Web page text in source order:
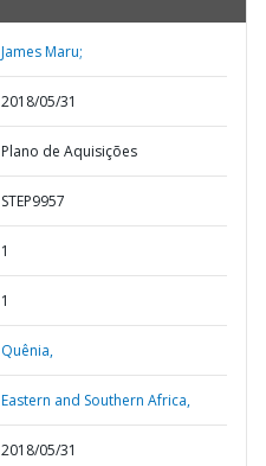
James Maru;
2018/05/31
Plano de Aquisições
STEP9957
1
1
Quênia,
Eastern and Southern Africa,
2018/05/31